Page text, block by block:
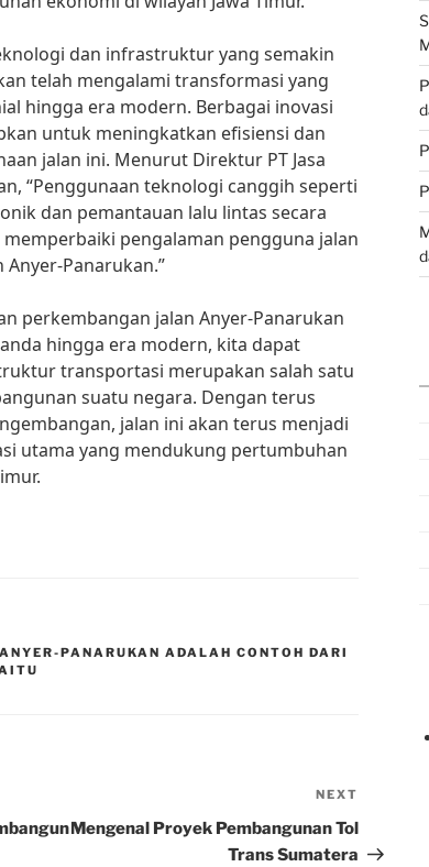
dan infrastruktur yang semakin
telah mengalami transformasi yang
hingga era modern. Berbagai inovasi
untuk meningkatkan efisiensi dan
jalan ini. Menurut Direktur PT Jasa
“Penggunaan teknologi canggih seperti
dan pemantauan lalu lintas secara
pengalaman pengguna jalan
Panarukan.”
perkembangan jalan Anyer-Panarukan
hingga era modern, kita dapat
transportasi merupakan salah satu
suatu negara. Dengan terus
jalan ini akan terus menjadi
utama yang mendukung pertumbuhan
PANARUKAN ADALAH CONTOH DARI
Post
NEXT
Mengenal Proyek Pembangunan Tol
Trans Sumatera